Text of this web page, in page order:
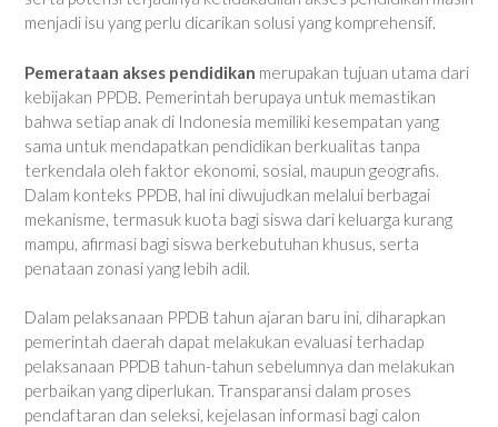
menjadi isu yang perlu dicarikan solusi yang komprehensif.
Pemerataan akses pendidikan merupakan tujuan utama dari
kebijakan PPDB. Pemerintah berupaya untuk memastikan
bahwa setiap anak di Indonesia memiliki kesempatan yang
sama untuk mendapatkan pendidikan berkualitas tanpa
terkendala oleh faktor ekonomi, sosial, maupun geografis.
Dalam konteks PPDB, hal ini diwujudkan melalui berbagai
mekanisme, termasuk kuota bagi siswa dari keluarga kurang
mampu, afirmasi bagi siswa berkebutuhan khusus, serta
penataan zonasi yang lebih adil.
Dalam pelaksanaan PPDB tahun ajaran baru ini, diharapkan
pemerintah daerah dapat melakukan evaluasi terhadap
pelaksanaan PPDB tahun-tahun sebelumnya dan melakukan
perbaikan yang diperlukan. Transparansi dalam proses
pendaftaran dan seleksi, kejelasan informasi bagi calon